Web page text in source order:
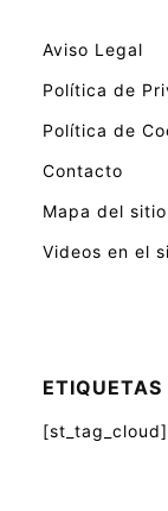
Aviso Legal
Política de
Política de
Contacto
Mapa del sitio
Videos en el
[st_tag_cloud]